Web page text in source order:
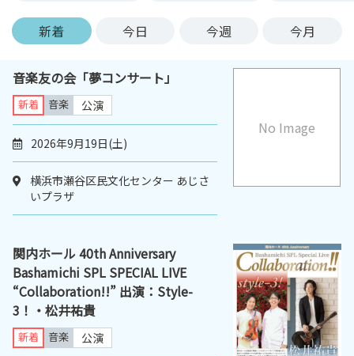
ッ
新着 今日 今週 今月
No Image
音楽友の会「夢コンサート」
新着 音楽 公演
2026年9月19日(土)
横浜市瀬谷区民文化センター あじさ
いプラザ
関内ホール 40th Anniversary
Bashamichi SPL SPECIAL LIVE
“Collaboration!!” 出演：Style-
3！・松井祐貴
新着 音楽 公演